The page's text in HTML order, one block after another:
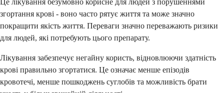
Це лікування безумовно корисне для людей з порушеннями
згортання крові - воно часто рятує життя та може значно
покращити якість життя. Переваги значно переважають ризики
для людей, які потребують цього препарату.
Лікування забезпечує негайну користь, відновлюючи здатність
крові правильно згортатися. Це означає менше епізодів
кровотечі, менше пошкоджень суглобів та можливість брати